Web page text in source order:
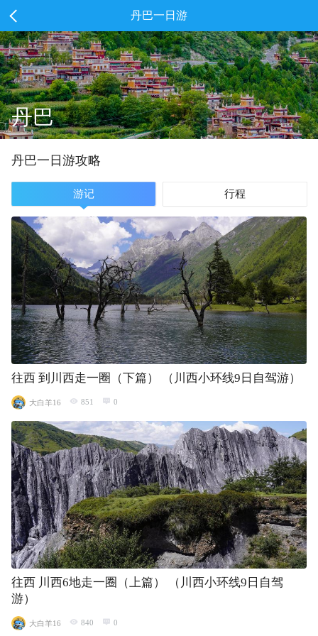
丹巴一日游
丹巴
丹巴一 日游攻略
游记 行程
往西 到川西走一圈（下篇） （川西小环线9日自驾游）
大白羊16 851 0
往西 川西6地走一圈（上篇） （川西小环线9日自驾
游）
大白羊16 840 0